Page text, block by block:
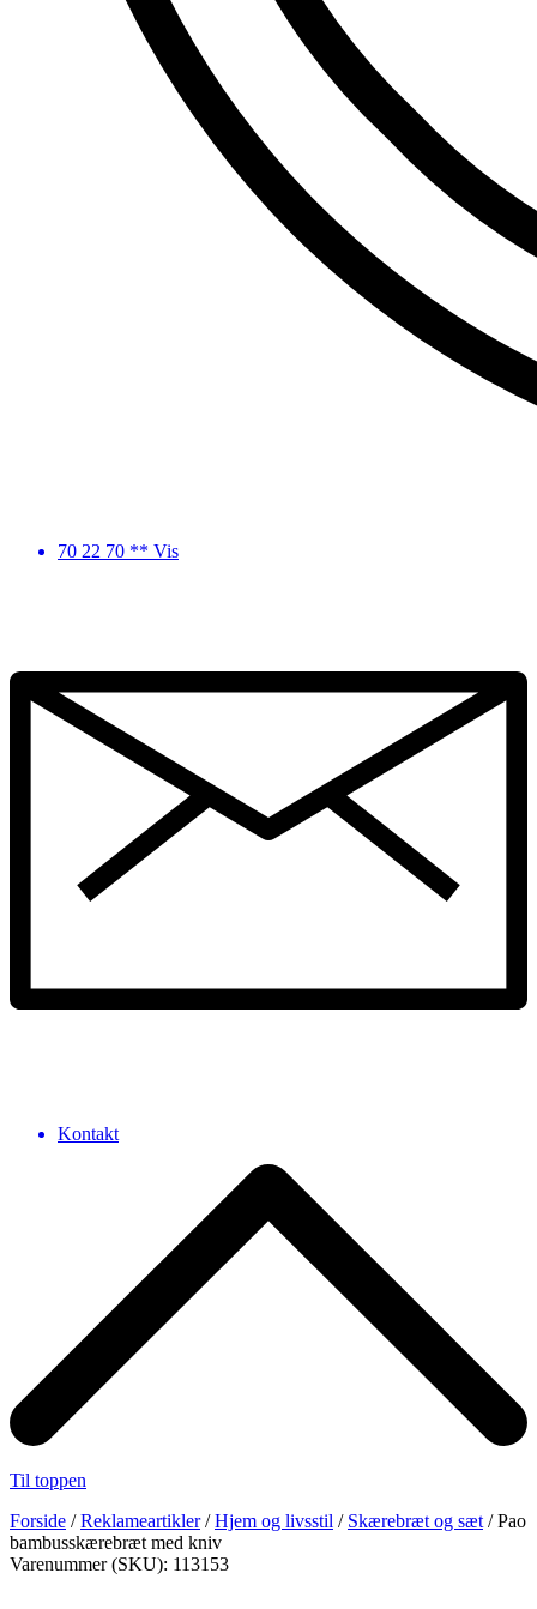
70 22 70 ** Vis
Kontakt
Til toppen
Forside /Reklameartikler/Hjem og livsstil / Skærebræt og sæt / Pao
bambusskærebræt med kniv
Varenummer (SKU): 113153